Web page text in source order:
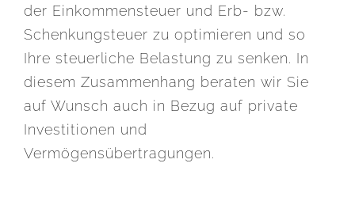
der Einkommensteuer und Erb- bzw.
Schenkungsteuer zu optimieren und so
Ihre steuerliche Belastung zu senken. In
diesem Zusammenhang beraten wir Sie
auf Wunsch auch in Bezug auf private
Investitionen und
Vermögensübertragungen.